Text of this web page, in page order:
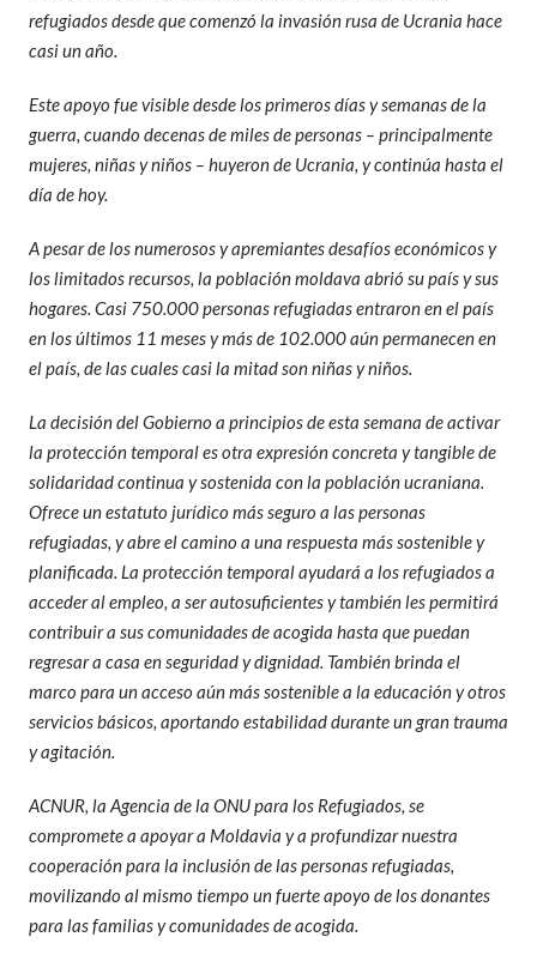
refugiados desde que comenzó la invasión rusa de Ucrania hace
casi un año.
Este apoyo fue visible desde los primeros días y semanas de la
guerra, cuando decenas de miles de personas – principalmente
mujeres, niñas y niños – huyeron de Ucrania, y continúa hasta el
día de hoy.
A pesar de los numerosos y apremiantes desafíos económicos y
los limitados recursos, la población moldava abrió su país y sus
hogares. Casi 750.000 personas refugiadas entraron en el país
en los últimos 11 meses y más de 102.000 aún permanecen en
el país, de las cuales casi la mitad son niñas y niños.
La decisión del Gobierno a principios de esta semana de activar
la protección temporal es otra expresión concreta y tangible de
solidaridad continua y sostenida con la población ucraniana.
Ofrece un estatuto jurídico más seguro a las personas
refugiadas, y abre el camino a una respuesta más sostenible y
planificada. La protección temporal ayudará a los refugiados a
acceder al empleo, a ser autosuficientes y también les permitirá
contribuir a sus comunidades de acogida hasta que puedan
regresar a casa en seguridad y dignidad. También brinda el
marco para un acceso aún más sostenible a la educación y otros
servicios básicos, aportando estabilidad durante un gran trauma
y agitación.
ACNUR, la Agencia de la ONU para los Refugiados, se
compromete a apoyar a Moldavia y a profundizar nuestra
cooperación para la inclusión de las personas refugiadas,
movilizando al mismo tiempo un fuerte apoyo de los donantes
para las familias y comunidades de acogida.